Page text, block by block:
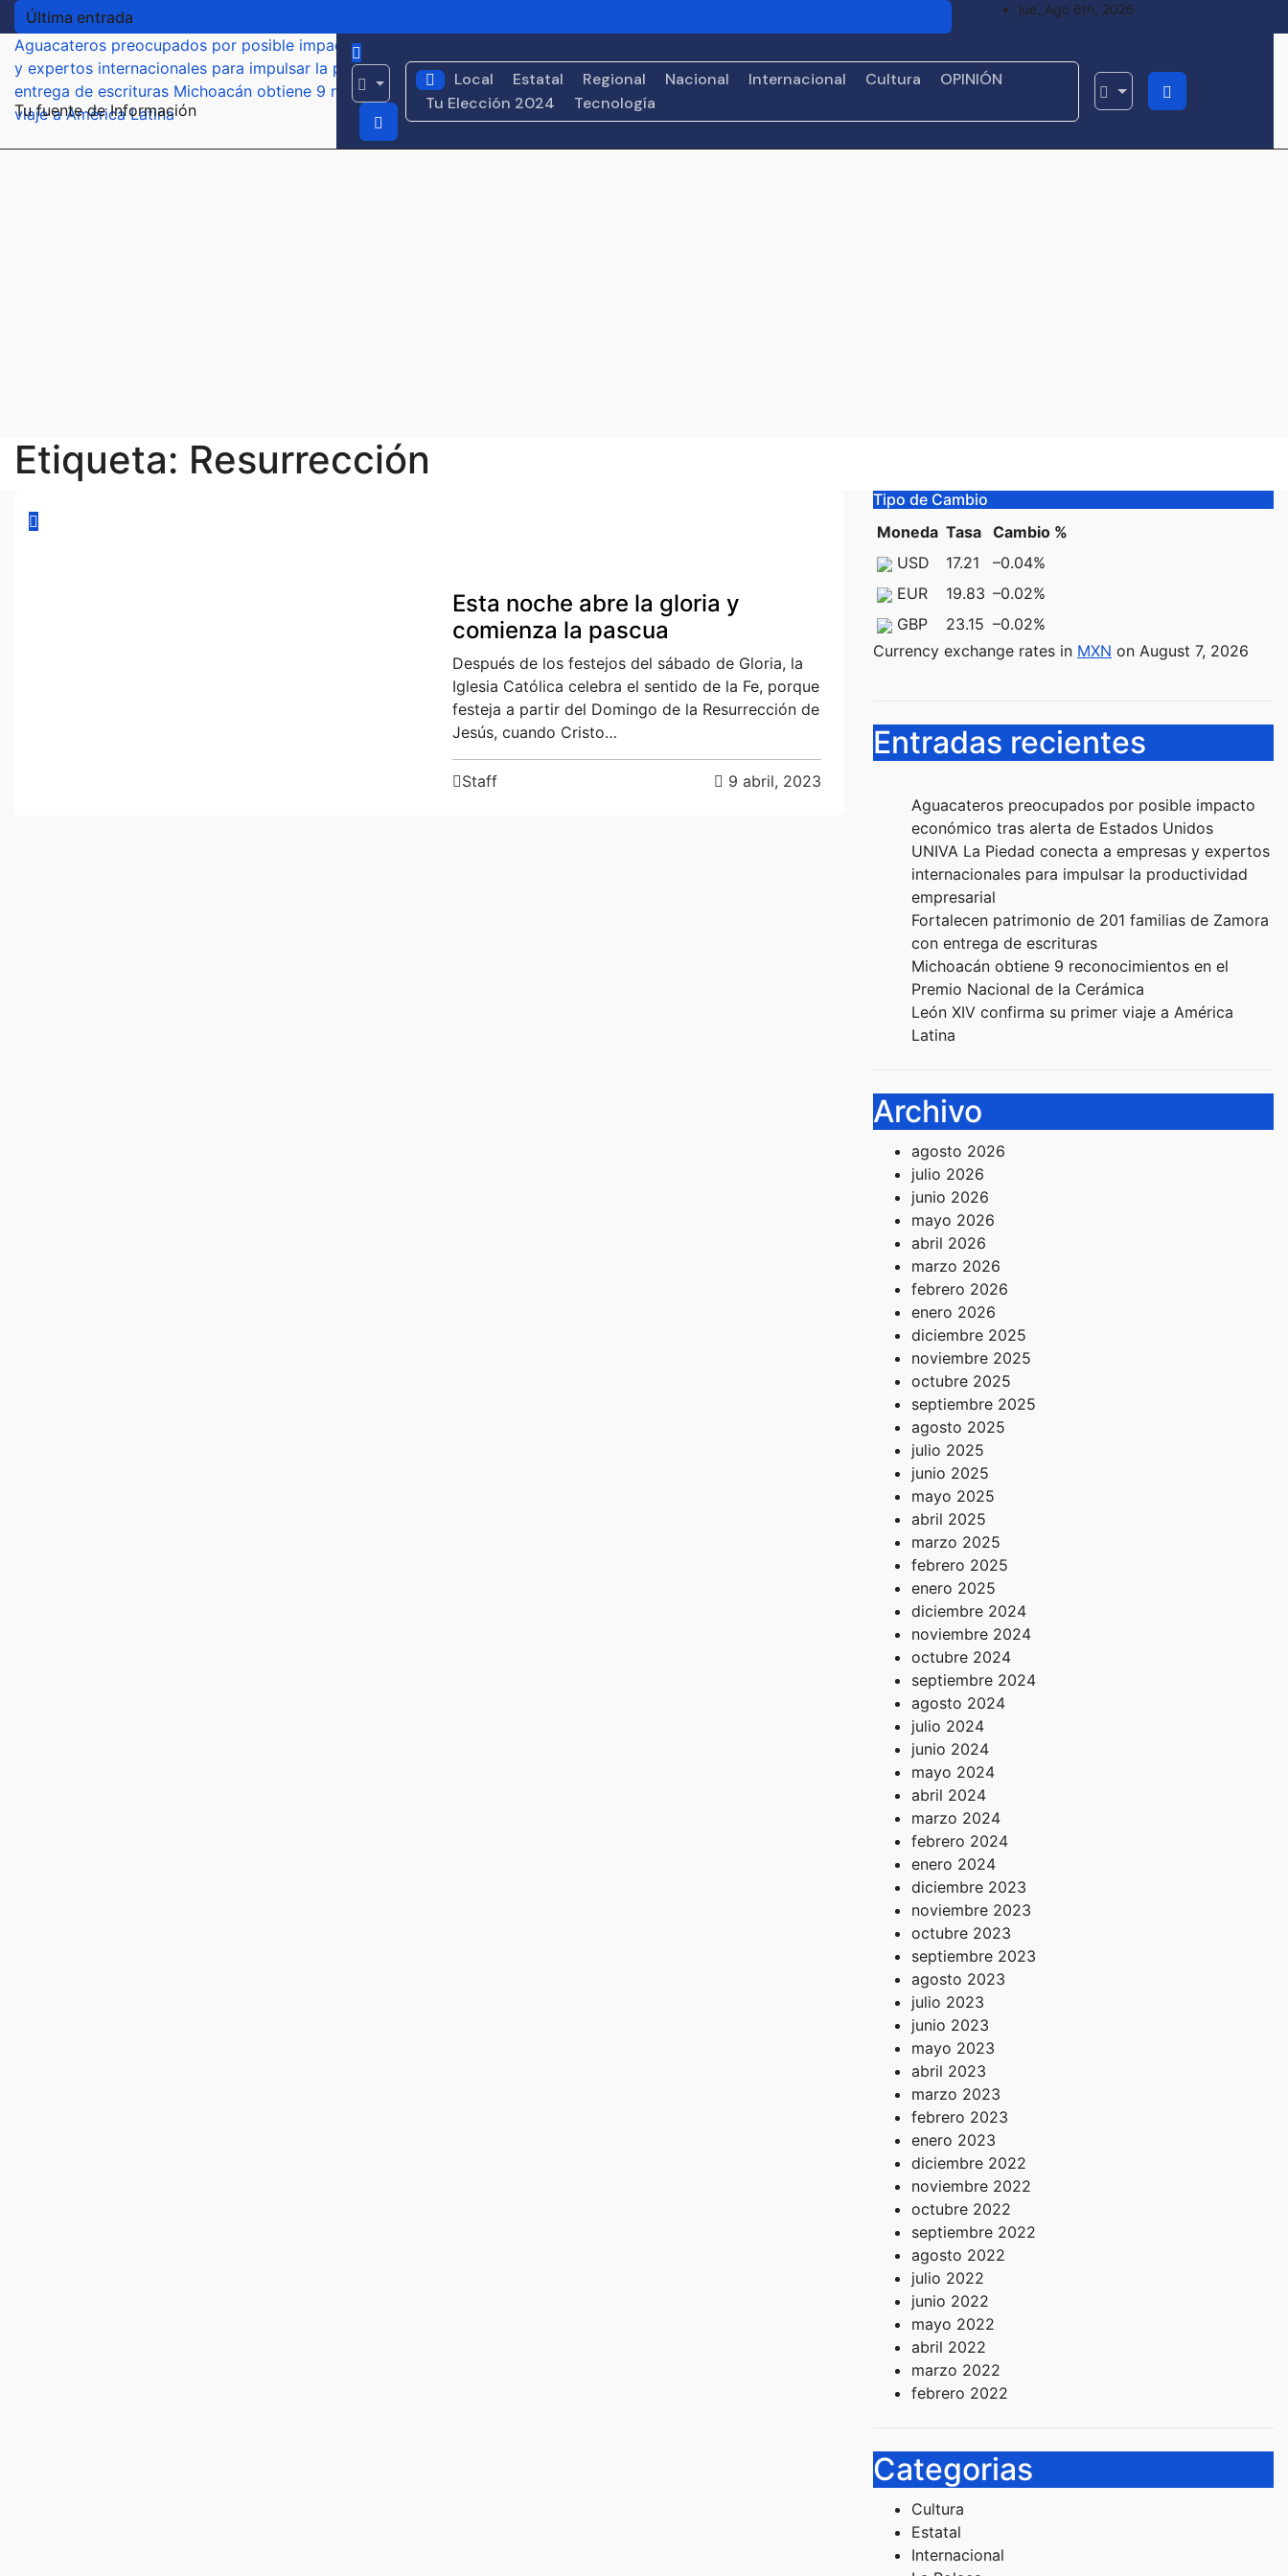
Última entrada
Aguacateros preocupados por posible impacto económico tras alerta de Estados Unidos
y expertos internacionales para impulsar la productividad empresarial Fortalecen patrimonio de 201 familias de Zamora con
entrega de escrituras Michoacán obtiene 9 reconocimientos en el Premio Nacional de la Cerámica
viaje a América Latina
jue. Ago 6th, 2026
Tu fuente de Información
Local Estatal Regional Nacional Internacional Cultura
OPINIÓN
Tu Elección 2024
Tecnología
Etiqueta: Resurrección
Esta noche abre la gloria y
comienza la pascua
9 abril, 2023
Staff
Después de los festejos del sábado de Gloria, la
Iglesia Católica celebra el sentido de la Fe, porque
festeja a partir del Domingo de la Resurrección de
Jesús, cuando Cristo…
Tipo de Cambio
Moneda Tasa Cambio %
USD
17.21 –0.04%
EUR
19.83 –0.02%
GBP
23.15 –0.02%
Currency exchange rates in MXN on August 7, 2026
Entradas recientes
Aguacateros preocupados por posible impacto
económico tras alerta de Estados Unidos
UNIVA La Piedad conecta a empresas y expertos
internacionales para impulsar la productividad
empresarial
Fortalecen patrimonio de 201 familias de Zamora
con entrega de escrituras
Michoacán obtiene 9 reconocimientos en el
Premio Nacional de la Cerámica
León XIV confirma su primer viaje a América
Latina
Archivo
agosto 2026
julio 2026
junio 2026
mayo 2026
abril 2026
marzo 2026
febrero 2026
enero 2026
diciembre 2025
noviembre 2025
octubre 2025
septiembre 2025
agosto 2025
julio 2025
junio 2025
mayo 2025
abril 2025
marzo 2025
febrero 2025
enero 2025
diciembre 2024
noviembre 2024
octubre 2024
septiembre 2024
agosto 2024
julio 2024
junio 2024
mayo 2024
abril 2024
marzo 2024
febrero 2024
enero 2024
diciembre 2023
noviembre 2023
octubre 2023
septiembre 2023
agosto 2023
julio 2023
junio 2023
mayo 2023
abril 2023
marzo 2023
febrero 2023
enero 2023
diciembre 2022
noviembre 2022
octubre 2022
septiembre 2022
agosto 2022
julio 2022
junio 2022
mayo 2022
abril 2022
marzo 2022
febrero 2022
Categorias
Cultura
Estatal
Internacional